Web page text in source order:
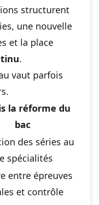
structurent
une nouvelle
et la place
.
vaut parfois
la réforme du
bac
des séries au
spécialités
entre épreuves
et contrôle